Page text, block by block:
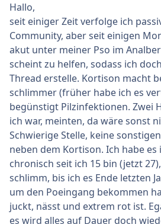
Hallo,
seit einiger Zeit verfolge ich
Community, aber seit einigen
akut unter meiner Pso im
scheint zu helfen, sodass ich
Thread erstelle. Kortison macht
schlimmer (früher habe ich es
begünstigt Pilzinfektionen. Zwei
ich war, meinten, da wäre sonst
Schwierige Stelle, keine
neben dem Kortison. Ich habe
chronisch seit ich 15 bin (jetzt
schlimm, bis ich es Ende letzten
um den Poeingang bekommen
juckt, nässt und extrem rot ist.
es wird alles auf Dauer doch